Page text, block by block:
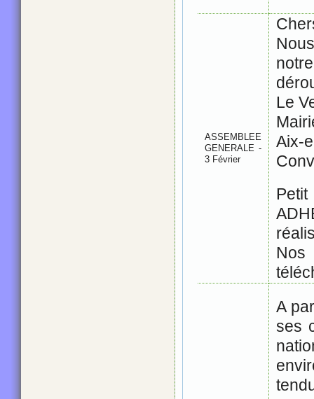
ASSEMBLEE
GENERALE -
3 Février
Le
Aix-
A
ses